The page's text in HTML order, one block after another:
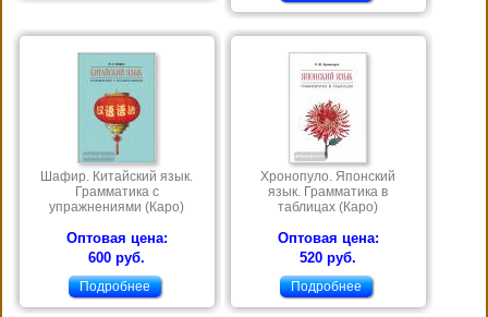
Шафир. Китайский язык.
Грамматика с
упражнениями (Каро)
Оптовая цена:
600 руб.
Подробнее
Хронопуло. Японский
язык. Грамматика в
таблицах (Каро)
Оптовая цена:
520 руб.
Подробнее